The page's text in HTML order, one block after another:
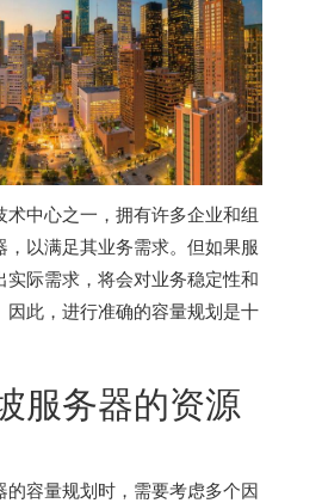
术中心之一，拥有许多企业和组
，以满足其业务需求。但如果服
实际需求，将会对业务稳定性和
因此，进行准确的容量规划是十
服务器的资源
的容量规划时，需要考虑多个因